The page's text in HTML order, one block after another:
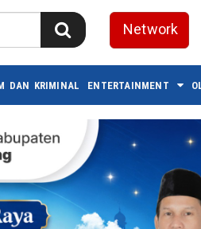
Network
DAN KRIMINAL ENTERTAINMENT